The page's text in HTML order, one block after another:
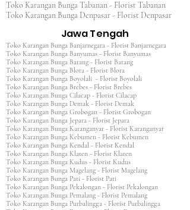
Toko Karangan Bunga Tabanan - Florist Tabanan
Toko Karangan Bunga Denpasar - Florist Denpasar
Jawa Tengah
Toko Karangan Bunga Banjarnegara - Florist Banjarnegara
Toko Karangan Bunga Banyumas - Florist Banyumas
Toko Karangan Bunga Batang - Florist Batang
Toko Karangan Bunga Blora - Florist Blora
Toko Karangan Bunga Boyolali - Florist Boyolali
Toko Karangan Bunga Brebes - Florist Brebes
Toko Karangan Bunga Cilacap - Florist Cilacap
Toko Karangan Bunga Demak - Florist Demak
Toko Karangan Bunga Grobogan - Florist Grobogan
Toko Karangan Bunga Jepara - Florist Jepara
Toko Karangan Bunga Karanganyar - Florist Karanganyar
Toko Karangan Bunga Kebumen - Florist Kebumen
Toko Karangan Bunga Kendal - Florist Kendal
Toko Karangan Bunga Klaten - Florist Klaten
Toko Karangan Bunga Kudus - Florist Kudus
Toko Karangan Bunga Magelang - Florist Magelang
Toko Karangan Bunga Pati - Florist Pati
Toko Karangan Bunga Pekalongan - Florist Pekalongan
Toko Karangan Bunga Pemalang - Florist Pemalang
Toko Karangan Bunga Purbalingga - Florist Purbalingga